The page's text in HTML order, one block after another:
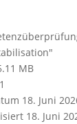
MB
1
18. Juni
18. Juni